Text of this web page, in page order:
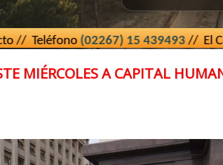
(02267) 15 439493// El Cartero de
MIÉRCOLES A CAPITAL